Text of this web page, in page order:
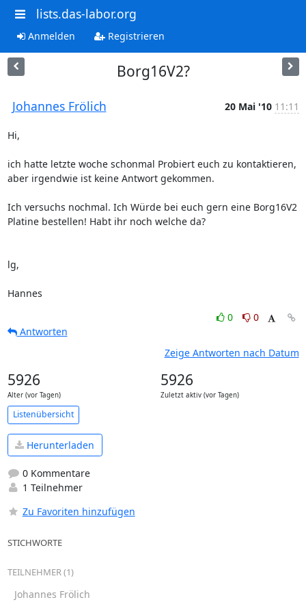
lists.das-labor.org
Anmelden Registrieren
Borg16V2?
Johannes Frölich 20 Mai '10 11:11
Hi,
ich hatte letzte woche schonmal Probiert euch zu kontaktieren,
aber irgendwie ist keine Antwort gekommen.
Ich versuchs nochmal. Ich Würde bei euch gern eine Borg16V2
Platine bestellen! Habt ihr noch welche da?
lg,
Hannes
0
0
Antworten
Zeige Antworten nach Datum
5926
Alter (vor Tagen)
5926
Zuletzt aktiv (vor Tagen)
Listenübersicht
Herunterladen
0 Kommentare
1 Teilnehmer
Zu Favoriten hinzufügen
STICHWORTE
TEILNEHMER (1)
Johannes Frölich